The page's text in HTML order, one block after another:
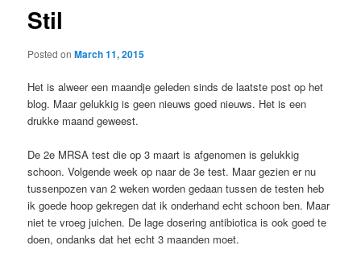
Stil
Posted onMarch 11, 2015
Het is alweer een maandje geleden sinds de laatste post op het
blog. Maar gelukkig is geen nieuws goed nieuws. Het is een
drukke maand geweest.
De 2e MRSA test die op 3 maart is afgenomen is gelukkig
schoon. Volgende week op naar de 3e test. Maar gezien er nu
tussenpozen van 2 weken worden gedaan tussen de testen heb
ik goede hoop gekregen dat ik onderhand echt schoon ben. Maar
niet te vroeg juichen. De lage dosering antibiotica is ook goed te
doen, ondanks dat het echt 3 maanden moet.